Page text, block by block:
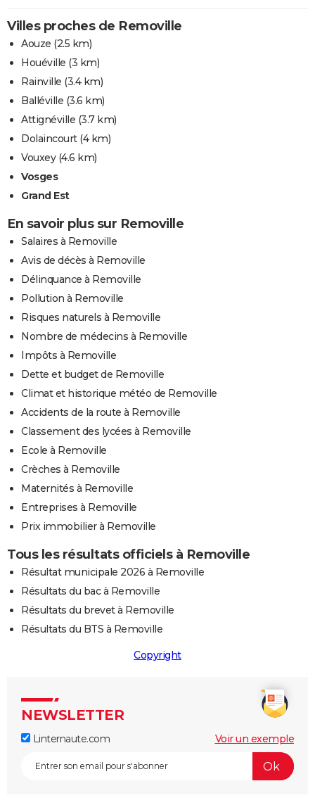
Villes proches de Removille
Aouze (2.5 km)
Houéville (3 km)
Rainville (3.4 km)
Balléville (3.6 km)
Attignéville (3.7 km)
Dolaincourt(4 km)
Vouxey(4.6 km)
Vosges
Grand Est
En savoir plus sur Removille
Salaires à Removille
Avis de décès à Removille
Délinquance à Removille
Pollution à Removille
Risques naturels à Removille
Nombre de médecins à Removille
Impôts à Removille
Dette et budget de Removille
Climat et historique météo de Removille
Accidents de la route à Removille
Classement des lycées à Removille
Ecole à Removille
Crèches à Removille
Maternités à Removille
Entreprises à Removille
Prix immobilier à Removille
Tous les résultats officiels à Removille
Résultat municipale 2026 à Removille
Résultats du bac à Removille
Résultats du brevet à Removille
Résultats du BTS à Removille
Copyright
NEWSLETTER
Linternaute.com Voir un exemple